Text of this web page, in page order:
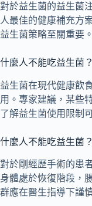
對於益生菌的益生菌
人最佳的健康補充方
益生菌策略至關重要。
什麼人不能吃益生菌
益生菌在現代健康飲
用。專家建議，某些
了解益生菌使用限制
什麼人不能吃益生菌
對於剛經歷手術的患
身體處於恢復階段，
群應在醫生指導下謹